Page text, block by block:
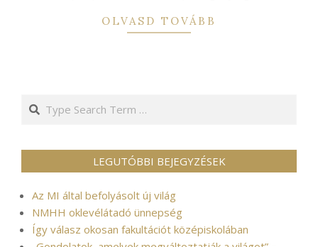
OLVASD TOVÁBB
Search
LEGUTÓBBI BEJEGYZÉSEK
Az MI által befolyásolt új világ
NMHH oklevélátadó ünnepség
Így válasz okosan fakultációt középiskolában